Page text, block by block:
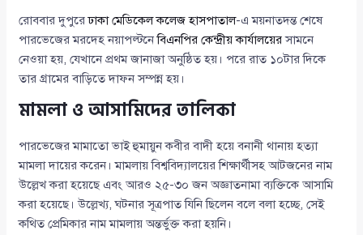
রোববার দুপুরেঢাকা মেডিকেল কলেজ হাসপাতাল-এ ময়নাতদন্ত শেষে
পারভেজের মরদেহ নয়াপল্টনেবিএনপির কেন্দ্রীয় কার্যালয়েরসামনে
নেওয়া হয়, যেখানে প্রথম জানাজা অনুষ্ঠিত হয়। পরে রাত ১০টার দিকে
তার গ্রামের বাড়িতে দাফন সম্পন্ন হয়।
মামলা ও আসামিদের তালিকা
পারভেজের মামাতো ভাই হুমায়ুন কবীর বাদী হয়ে বনানী থানায় হত্যা
মামলা দায়ের করেন। মামলায় বিশ্ববিদ্যালয়ের শিক্ষার্থীসহ আটজনের নাম
উল্লেখ করা হয়েছে এবং আরও ২৫-৩০ জন অজ্ঞাতনামা ব্যক্তিকে আসামি
করা হয়েছে। উল্লেখ্য, ঘটনার সূত্রপাত যিনি ছিলেন বলে বলা হচ্ছে, সেই
কথিত প্রেমিকার নাম মামলায় অন্তর্ভুক্ত করা হয়নি।